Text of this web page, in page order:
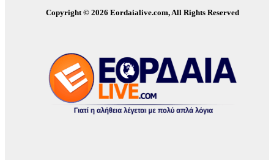
Copyright © 2026 Eordaialive.com, All Rights Reserved